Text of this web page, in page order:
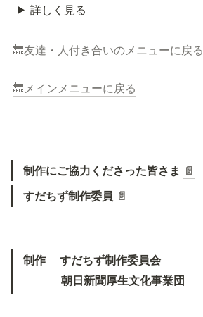
詳しく見る
🔙友達・人付き合いのメニューに戻る
🔙メインメニューに戻る
制作にご協力くださった皆さま 📄
すだちず制作委員 📄
制作　 すだちず制作委員会
朝日新聞厚生文化事業団